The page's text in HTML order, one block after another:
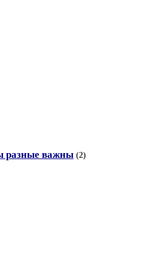
разные важны (2)